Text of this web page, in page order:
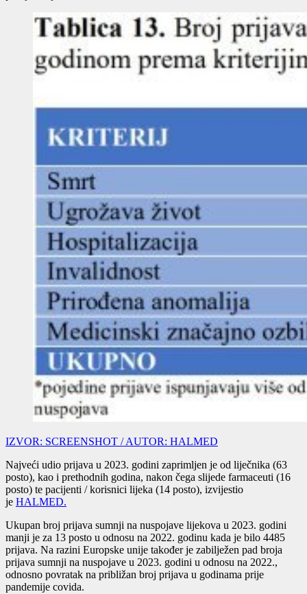
IZVOR: SCREENSHOT / AUTOR: HALMED
Najveći udio prijava u 2023. godini zaprimljen je od liječnika (63
posto), kao i prethodnih godina, nakon čega slijede farmaceuti (16
posto) te pacijenti / korisnici lijeka (14 posto), izvijestio
je HALMED.
Ukupan broj prijava sumnji na nuspojave lijekova u 2023. godini
manji je za 13 posto u odnosu na 2022. godinu kada je bilo 4485
prijava. Na razini Europske unije također je zabilježen pad broja
prijava sumnji na nuspojave u 2023. godini u odnosu na 2022.,
odnosno povratak na približan broj prijava u godinama prije
pandemije covida.